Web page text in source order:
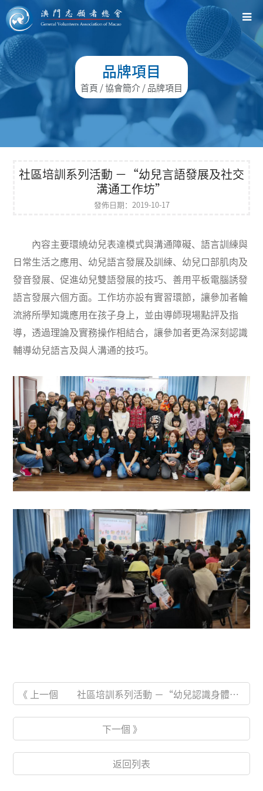
品牌項目
首頁 / 協會簡介 / 品牌項目
社區培訓系列活動 －“幼兒言語發展及社交
溝通工作坊”
發佈日期：2019-10-17
內容主要環繞幼兒表達模式與溝通障礙、語言訓練與
日常生活之應用、幼兒語言發展及訓練、幼兒口部肌肉及
發音發展、促進幼兒雙語發展的技巧、善用平板電腦誘發
語言發展六個方面。工作坊亦設有實習環節，讓參加者輪
流將所學知識應用在孩子身上，並由導師現場點評及指
導，透過理論及實務操作相結合，讓參加者更為深刻認識
輔導幼兒語言及與人溝通的技巧。
《 上一個 社區培訓系列活動 －“幼兒認識身體之自我保護工作坊”
下一個 》
返回列表